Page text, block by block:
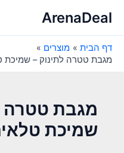
לתוכןArenaDeal
דף הבית
מוצרים
מגבת טטרה לתינוק – שמיכת
מגבת טטרה
שמיכת